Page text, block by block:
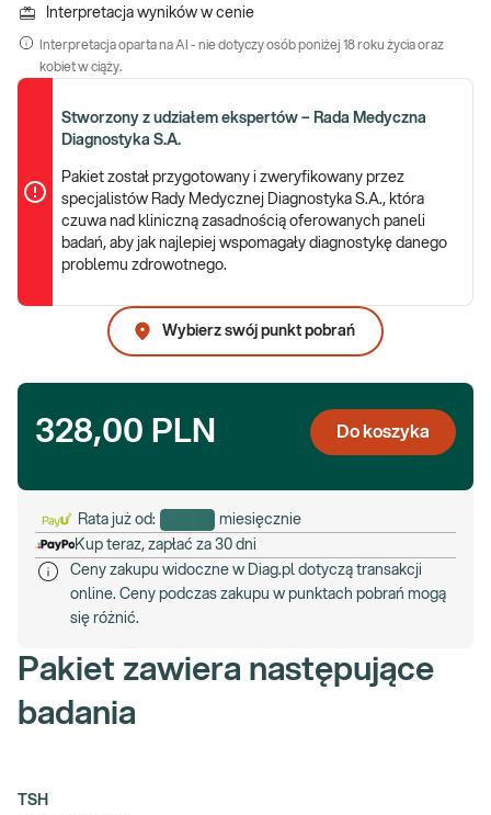
Interpretacja wyników w cenie
Interpretacja oparta na AI - nie dotyczy osób poniżej 18 roku życia oraz
kobiet w ciąży.
Stworzony z udziałem ekspertów – Rada Medyczna
Diagnostyka S.A.
Pakiet został przygotowany i zweryfikowany przez
specjalistów Rady Medycznej Diagnostyka S.A., która
czuwa nad kliniczną zasadnością oferowanych paneli
badań, aby jak najlepiej wspomagały diagnostykę danego
problemu zdrowotnego.
Wybierz swój punkt pobrań
328,00 PLN Do koszyka
Rata już od:
miesięcznie
Kup teraz, zapłać za 30 dni
Ceny zakupu widoczne w Diag.pl dotyczą transakcji
online. Ceny podczas zakupu w punktach pobrań mogą
się różnić.
Pakiet zawiera następujące
badania
TSH